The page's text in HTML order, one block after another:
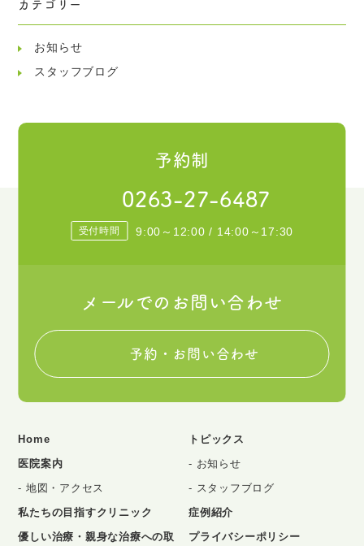
カテゴリー
お知らせ
スタッフブログ
予約制
0263-27-6487
受付時間 9:00～12:00 / 14:00～17:30
メールでのお問い合わせ
予約・お問い合わせ
Home
医院案内
地図・アクセス
私たちの目指すクリニック
優しい治療・親身な治療への取
トピックス
お知らせ
スタッフブログ
症例紹介
プライバシーポリシー